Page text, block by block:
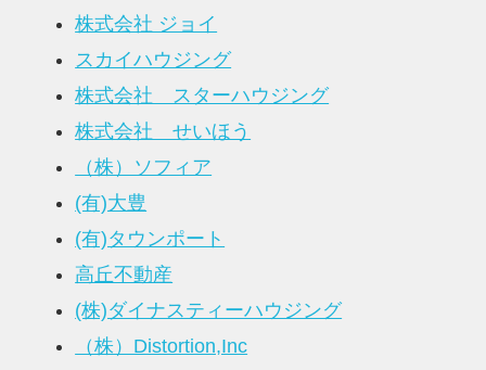
株式会社 ジョイ
スカイハウジング
株式会社 スターハウジング
株式会社 せいほう
（株）ソフィア
(有)大豊
(有)タウンポート
高丘不動産
(株)ダイナスティーハウジング
（株）Distortion,Inc